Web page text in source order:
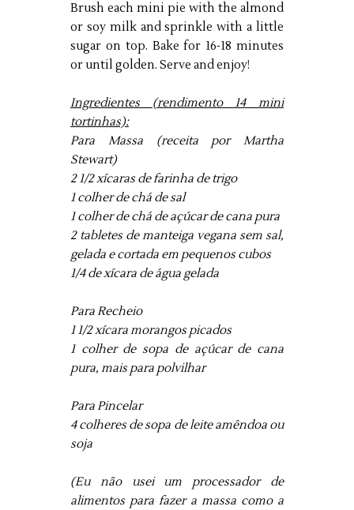
Brush each mini pie with the almond
or soy milk and sprinkle with a little
sugar on top. Bake for 16-18 minutes
or until golden. Serve and enjoy!
Ingredientes (rendimento 14 mini
tortinhas):
Para Massa (receita por Martha
Stewart)
2 1/2 xícaras de farinha de trigo
1 colher de chá de sal
1 colher de chá de açúcarde cana pura
2 tabletes de manteiga vegana sem sal,
gelada e cortada em pequenos cubos
1/4 de xícara de água gelada
Para Recheio
1 1/2 xícara morangos picados
1 colher de sopa de açúcar de cana
pura, mais para polvilhar
Para Pincelar
4 colheres de sopa de leite amêndoa ou
soja
(Eu não usei um processador de
alimentos para fazer a massa como a